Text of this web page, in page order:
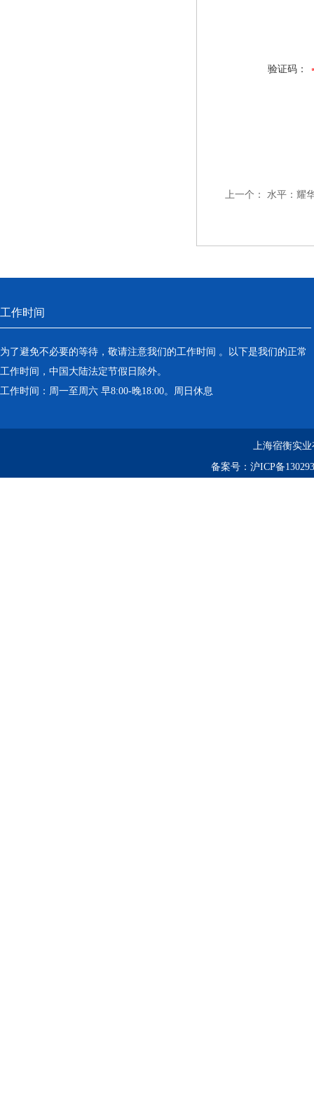
验证码：
上一个： 水平：耀
工作时间
为了避免不必要的等待，敬请注意我们的工作时间 。以下是我们的正常
工作时间，中国大陆法定节假日除外。
工作时间：周一至周六 早8:00-晚18:00。周日休息
上海宿衡实
备案号： 沪ICP备